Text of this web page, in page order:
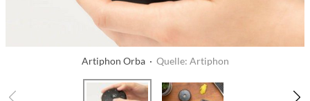
Artiphon Orba · Quelle: Artiphon